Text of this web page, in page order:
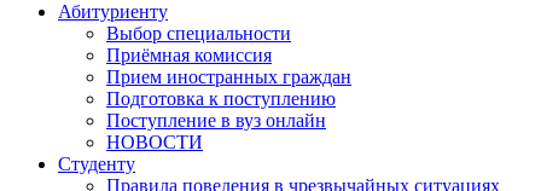
Абитуриенту
Выбор специальности
Приёмная комиссия
Прием иностранных граждан
Подготовка к поступлению
Поступление в вуз онлайн
НОВОСТИ
Студенту
Правила поведения в чрезвычайных ситуациях